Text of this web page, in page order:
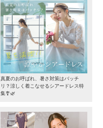
真夏のお呼ばれ、暑さ対策はバッチ
リ？涼しく着こなせるシアードレス特
集🎐🌿